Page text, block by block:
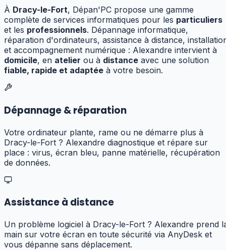
À Dracy-le-Fort, Dépan'PC propose une gamme
complète de services informatiques pour les particuliers
et les professionnels. Dépannage informatique,
réparation d'ordinateurs, assistance à distance,
et accompagnement numérique : Alexandre intervient à
domicile, en atelier ou à distance avec une solution
fiable, rapide et adaptée à votre besoin.
Dépannage & réparation
Votre ordinateur plante, rame ou ne démarre plus à
Dracy-le-Fort ? Alexandre diagnostique et répare sur
place : virus, écran bleu, panne matérielle, récupération
de données.
Assistance à distance
Un problème logiciel à Dracy-le-Fort ? Alexandre prend
main sur votre écran en toute sécurité via AnyDesk et
vous dépanne sans déplacement.